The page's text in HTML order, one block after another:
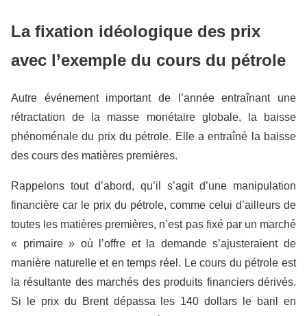
La fixation idéologique des prix
avec l’exemple du cours du pétrole
Autre événement important de l’année entraînant une
rétractation de la masse monétaire globale, la baisse
phénoménale du prix du pétrole. Elle a entraîné la baisse
des cours des matières premières.
Rappelons tout d’abord, qu’il s’agit d’une manipulation
financière car le prix du pétrole, comme celui d’ailleurs de
toutes les matières premières, n’est pas fixé par un marché
« primaire » où l’offre et la demande s’ajusteraient de
manière naturelle et en temps réel. Le cours du pétrole est
la résultante des marchés des produits financiers dérivés.
Si le prix du Brent dépassa les 140 dollars le baril en